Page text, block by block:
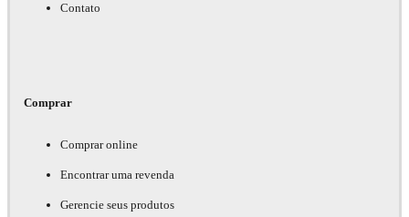
Contato
Comprar
Comprar online
Encontrar uma revenda
Gerencie seus produtos